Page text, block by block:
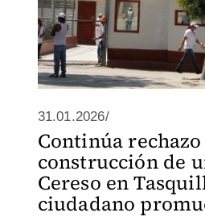
31.01.2026/
Continúa
construcción de
Cereso en
ciudadano